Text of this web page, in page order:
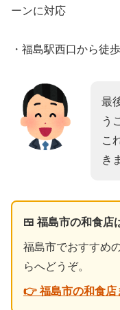
ーンに対応
・福島駅西口から徒
最
う
こ
き
🍱 福島市の和食店
福島市でおすすめ
らへどうぞ。
👉 福島市の和食店